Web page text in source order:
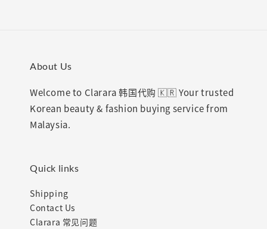
About Us
Welcome to Clarara 韩国代购 🇰🇷 Your trusted
Korean beauty & fashion buying service from
Malaysia.
Quick links
Shipping
Contact Us
Clarara 常见问题